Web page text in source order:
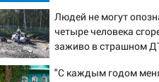
10:26
На
временно
10:14
коррупционной
Людей не могут
четыре человека
заживо в страшном
Новости
"С каждым годом